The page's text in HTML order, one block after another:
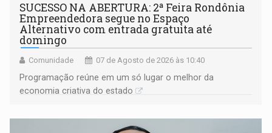
SUCESSO NA ABERTURA: 2ª Feira Rondônia
Empreendedora segue no Espaço
Alternativo com entrada gratuita até
domingo
Comunidade 07 de Agosto de 2026 às 10:40
Programação reúne em um só lugar o melhor da
economia criativa do estado